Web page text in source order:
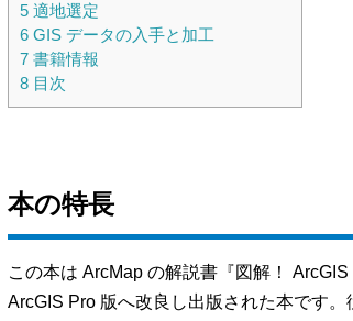
5 適地選定
6 GIS データの入手と加工
7 書籍情報
8 目次
本の特長
この本は ArcMap の解説書『図解！
ArcGIS Pro 版へ改良し出版された本です